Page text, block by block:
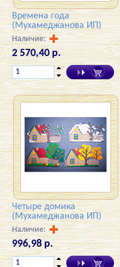
Времена года
(Мухамеджанова ИП)
Наличие:
2 570,40 р.
Четыре домика
(Мухамеджанова ИП)
Наличие:
996,98 р.